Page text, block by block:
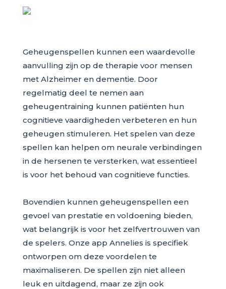
Geheugenspellen kunnen een waardevolle
aanvulling zijn op de therapie voor mensen
met Alzheimer en dementie. Door
regelmatig deel te nemen aan
geheugentraining kunnen patiënten hun
cognitieve vaardigheden verbeteren en hun
geheugen stimuleren. Het spelen van deze
spellen kan helpen om neurale verbindingen
in de hersenen te versterken, wat essentieel
is voor het behoud van cognitieve functies.
Bovendien kunnen geheugenspellen een
gevoel van prestatie en voldoening bieden,
wat belangrijk is voor het zelfvertrouwen van
de spelers. Onze app Annelies is specifiek
ontworpen om deze voordelen te
maximaliseren. De spellen zijn niet alleen
leuk en uitdagend, maar ze zijn ook